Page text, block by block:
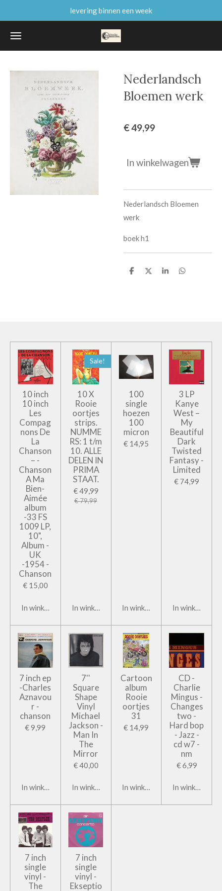
naar
de
levering binnen een week
Nederlandsch
Bloemen werk
€ 49,99
In winkelwagen
Nederlandsch Bloemen
werk
boek h1
D
D
S
D
10 inch
10 inch
Les
Compag
nons De
La
Chanson
– -
Chanson
A Ma
Bien-
Aimée
album
-33 FS
1009 LP,
10",
Album -
UK
-1954 -
Chanson
€ 15,00
In winkelwagen
Sale!
10 X
Rooie
oortjes
strips.
NUMME
RS: 1 t/m
10. ALLE
DELEN IN
PRIMA
STAAT.
€ 49,99
€ 79,99
In winkelwagen
100
single
hoezen
100
micron
€ 14,95
In winkelwagen
3 LP
Kanye
West –
My
Beautiful
Dark
Twisted
Fantasy -
Limited
€ 74,99
In
7 inch ep
-Charles
Aznavou
r -
chanson
€ 9,99
In winkelwagen
7''
Square
Shape
Vinyl
Michael
Jackson -
Man In
The
Mirror
€ 40,00
In winkelwagen
Cartoon
album
Rooie
oortjes
31
€ 14,99
In winkelwagen
CD -
Charlie
Mingus -
Changes
two -
Hard bop
- Jazz -
cd w7 -
nm
€ 6,99
In
7 inch
single
vinyl -
The
7 inch
single
vinyl -
Ekseptio